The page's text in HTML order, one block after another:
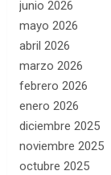
junio 2026
mayo 2026
abril 2026
marzo 2026
febrero 2026
enero 2026
diciembre 2025
noviembre 2025
octubre 2025